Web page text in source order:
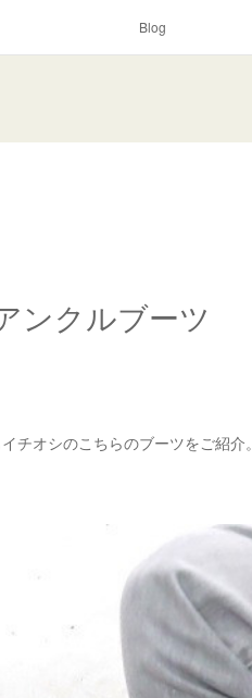
Blog
ンクルブーツ
チオシのこちらのブーツをご紹介。